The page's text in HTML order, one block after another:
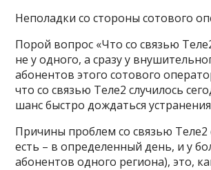
Неполадки со стороны сотового
Порой вопрос «Что со связью
не у одного, а сразу у
абонентов этого сотового
что со связью Теле2 случилось
шанс быстро дождаться
Причины проблем со связью Теле2
есть – в определенный день, и у
абонентов одного региона), это,